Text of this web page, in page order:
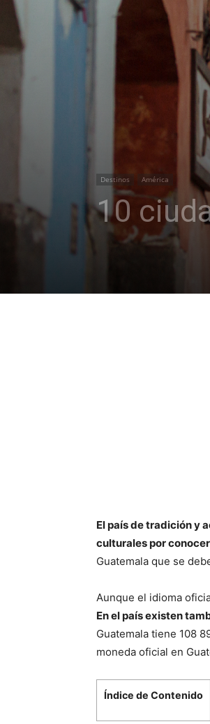
Destinos América
10
El país de tradición y
culturales por conocer
Guatemala que se
Aunque el idioma
En el país existen
Guatemala tiene 108
moneda oficial en
Índice de Contenido